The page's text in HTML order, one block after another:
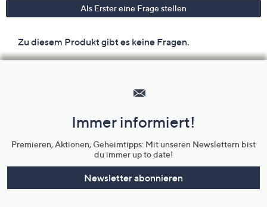
Unternehmensinformationen
Immer informiert!
Premieren, Aktionen, Geheimtipps: Mit unseren Newslettern bist
du immer up to date!
Newsletter abonnieren